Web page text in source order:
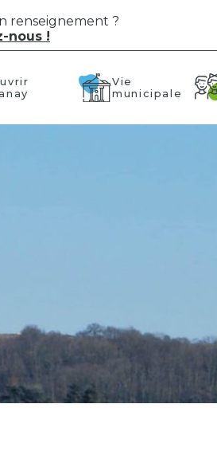
renseignement ?
nous !
Vie
municipale